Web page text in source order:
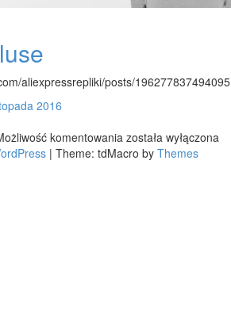
aliexpressrepliki/posts/196277837494095
2016
komentowania Zegarek
Cluse
została wyłączona
| Theme: tdMacro by Themes